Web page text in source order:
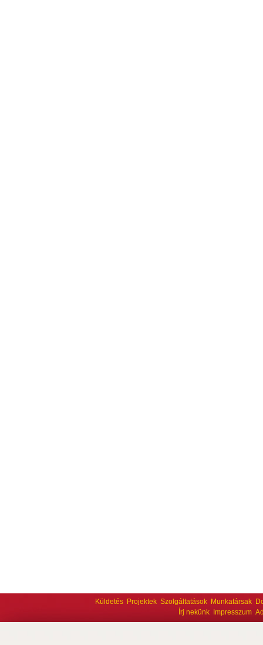
Küldetés Projektek Szolgáltatások Munkatársak
Írj nekünk
Impresszum